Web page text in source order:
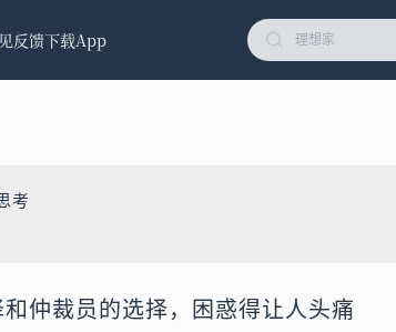
反馈下载App
考
仲裁员的选择，困惑得让人头痛